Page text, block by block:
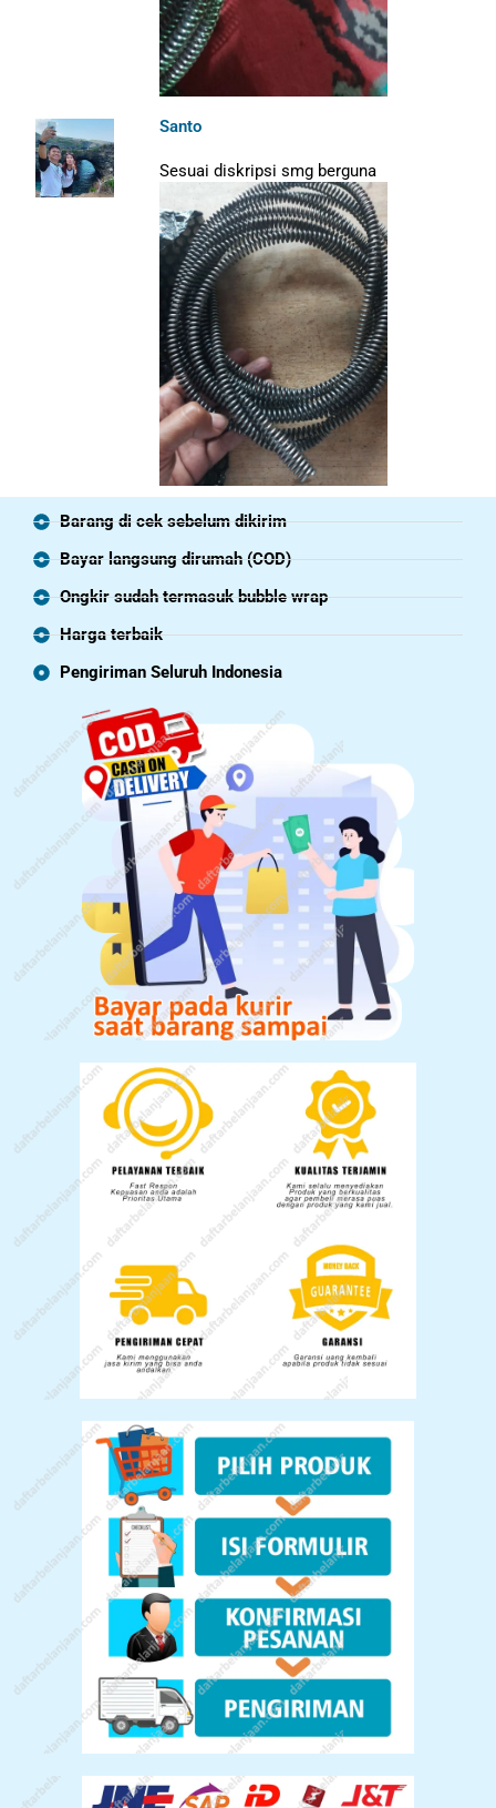
Santo
Sesuai diskripsi smg berguna
Barang di cek sebelum dikirim
Bayar langsung dirumah (COD)
Ongkir sudah termasuk bubble wrap
Harga terbaik
Pengiriman Seluruh Indonesia